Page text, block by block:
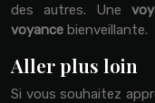
des autres. Une
voyance bienveillante.
Aller plus loin
Si vous souhaitez